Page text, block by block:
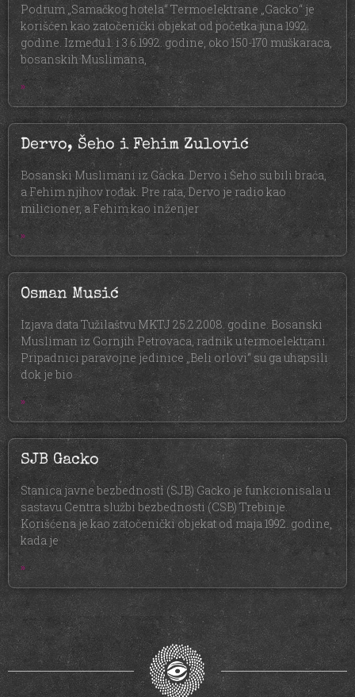
Podrum „Samačkog hotela“ Termoelektrane „Gacko“ je
korišćen kao zatočenički objekat od početka juna 1992.
godine. Između 1. i 3.6.1992. godine, oko 150-170 muškaraca,
bosanskih Muslimana,
»
Dervo, Šeho i Fehim Zulović
Bosanski Muslimani iz Gacka. Dervo i Šeho su bili braća,
a Fehim njihov rođak. Pre rata, Dervo je radio kao
milicioner, a Fehim kao inženjer
»
Osman Musić
Izjava data Tužilaštvu MKTJ 25.2.2008. godine. Bosanski
Musliman iz Gornjih Petrovaca, radnik u termoelektrani.
Pripadnici paravojne jedinice „Beli orlovi“ su ga uhapsili
dok je bio
»
SJB Gacko
Stanica javne bezbednosti (SJB) Gacko je funkcionisala u
sastavu Centra službi bezbednosti (CSB) Trebinje.
Korišćena je kao zatočenički objekat od maja 1992. godine,
kada je
»